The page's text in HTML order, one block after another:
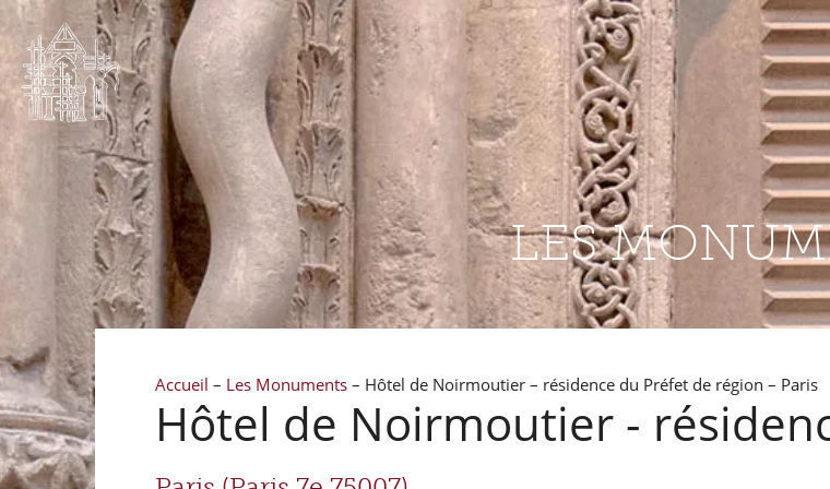
LES
Accueil – Les Monuments – Hôtel de Noirmoutier – résidence du Préfet de région – Paris
Hôtel de Noirmoutier -